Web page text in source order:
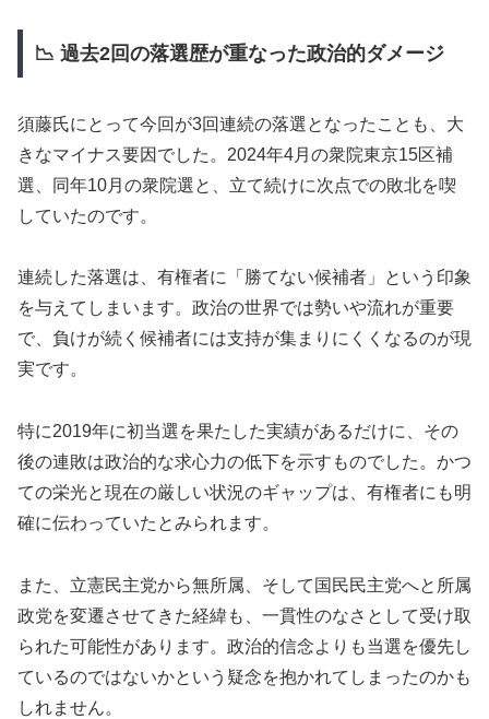
📉 過去2回の落選歴が重なった政治的ダメージ
須藤氏にとって今回が3回連続の落選となったことも、大
きなマイナス要因でした。2024年4月の衆院東京15区補
選、同年10月の衆院選と、立て続けに次点での敗北を喫
していたのです。
連続した落選は、有権者に「勝てない候補者」という印象
を与えてしまいます。政治の世界では勢いや流れが重要
で、負けが続く候補者には支持が集まりにくくなるのが現
実です。
特に2019年に初当選を果たした実績があるだけに、その
後の連敗は政治的な求心力の低下を示すものでした。かつ
ての栄光と現在の厳しい状況のギャップは、有権者にも明
確に伝わっていたとみられます。
また、立憲民主党から無所属、そして国民民主党へと所属
政党を変遷させてきた経緯も、一貫性のなさとして受け取
られた可能性があります。政治的信念よりも当選を優先し
ているのではないかという疑念を抱かれてしまったのかも
しれません。